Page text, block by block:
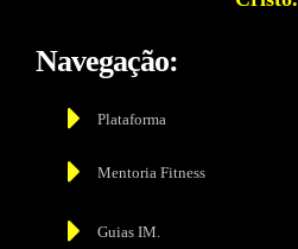
Navegação:
Plataforma
Mentoria Fitness
Guias IM.